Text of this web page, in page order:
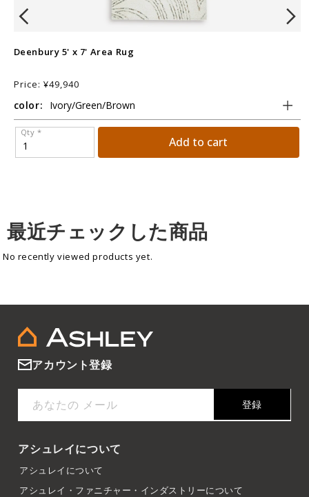
Deenbury 5' x 7' Area Rug
Price: ¥49,940
color:
Qty *
Add to cart
最近チェックした商品
No recently viewed products yet.
アカウント登録
あなたの メール 登録
アシュレイについて
アシュレイについて
アシュレイ・ファニチャー・インダストリーについて